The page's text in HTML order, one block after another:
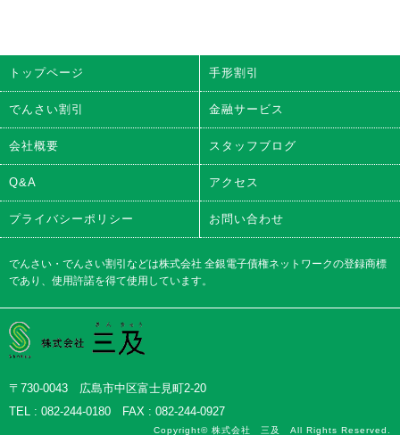
トップページ 手形割引
でんさい割引 金融サービス
会社概要 スタッフブログ
Q&A アクセス
プライバシーポリシー お問い合わせ
でんさい・でんさい割引などは株式会社 全銀電子債権ネットワークの登録商標
であり、使用許諾を得て使用しています。
株式会社三及
〒730-0043 広島市中区富士見町2-20
TEL : 082-244-0180 FAX : 082-244-0927
Copyright© 株式会社 三及 All Rights Reserved.